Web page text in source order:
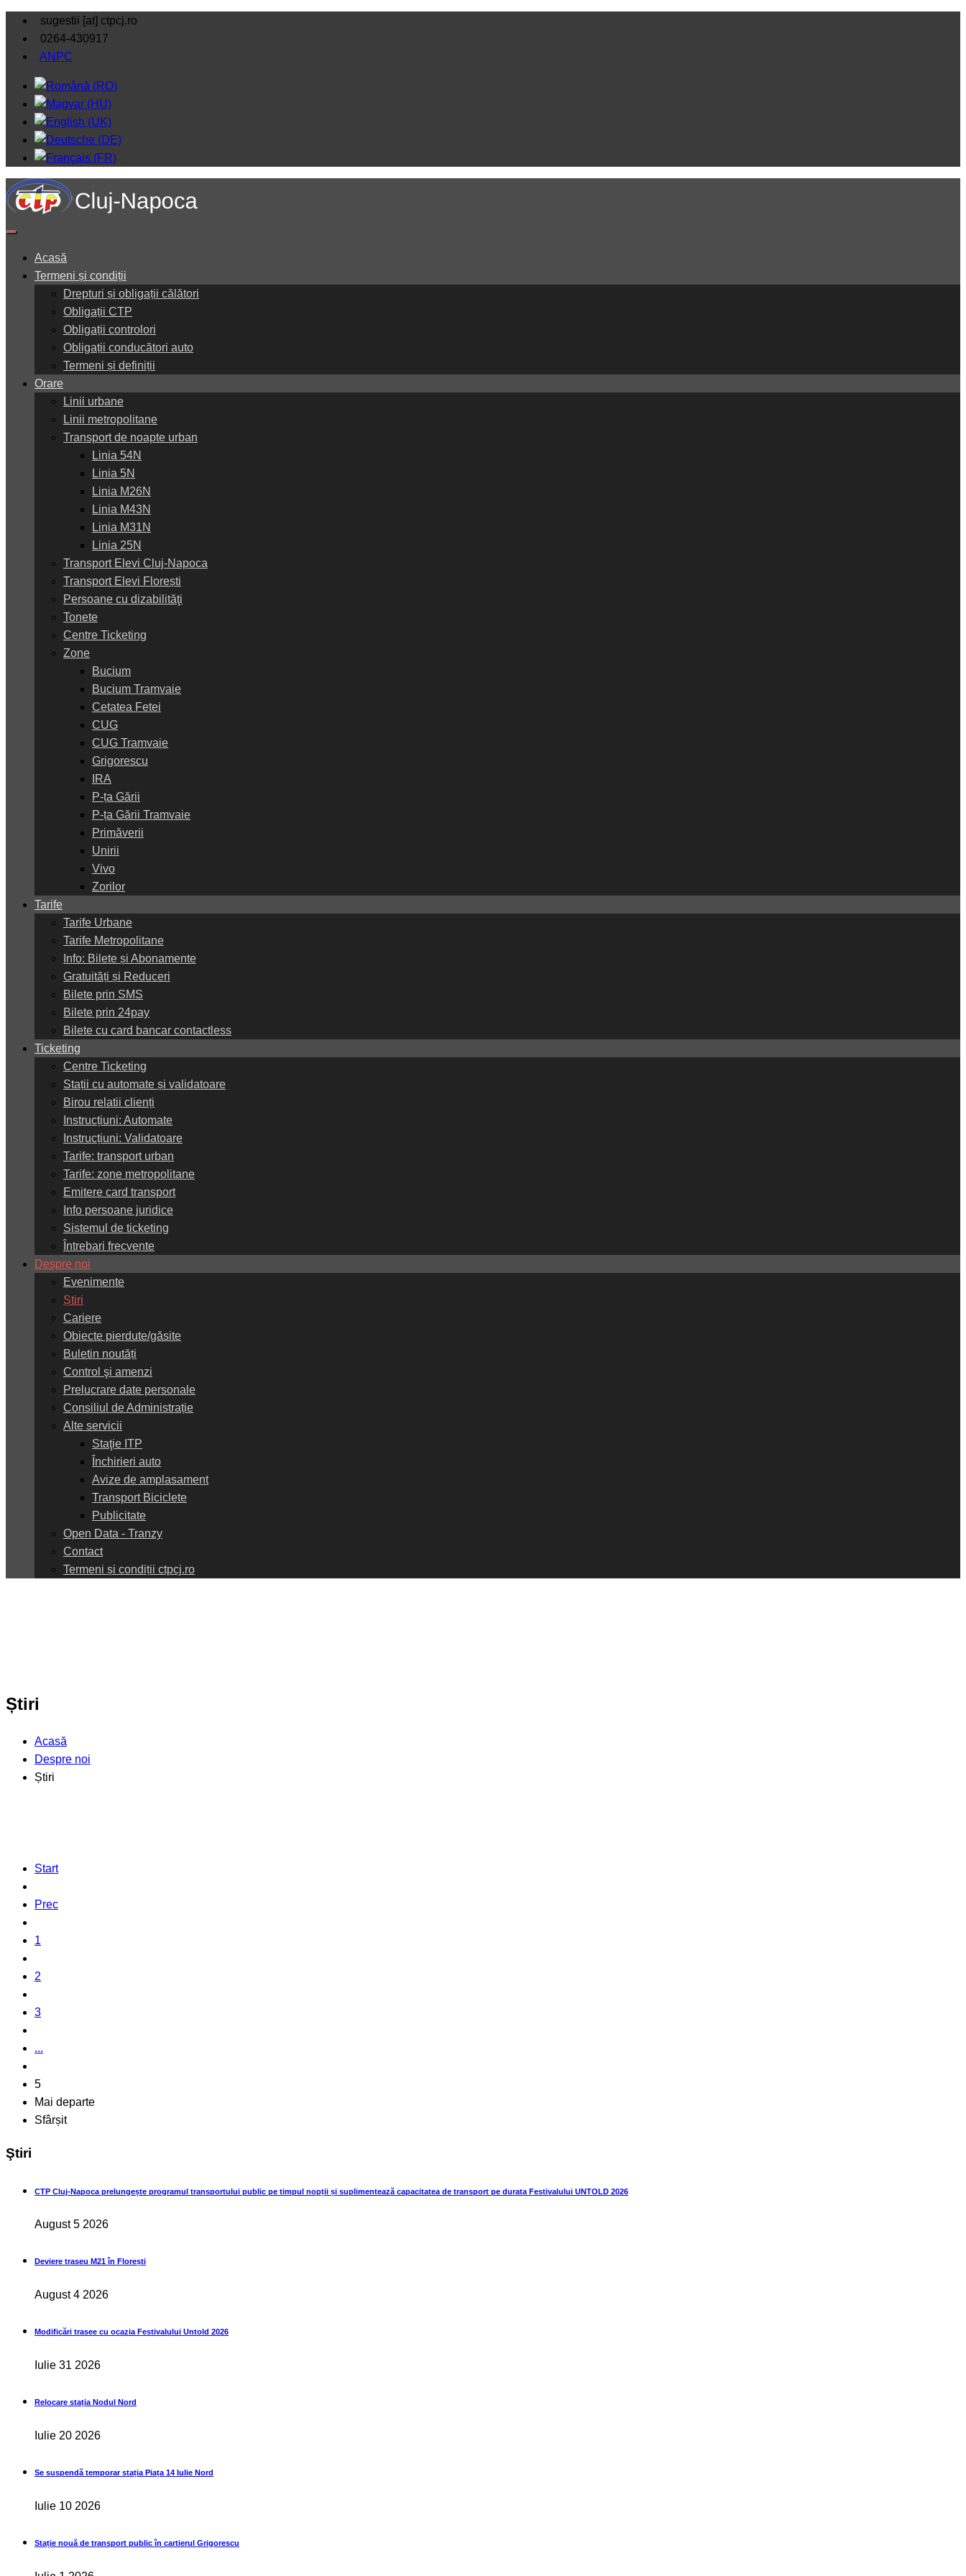
sugestii [at] ctpcj.ro
0264-430917
ANPC
Acasă
Termeni și condiții
Drepturi și obligații călători
Obligații CTP
Obligații controlori
Obligații conducători auto
Termeni și definiții
Orare
Linii urbane
Linii metropolitane
Transport de noapte urban
Linia 54N
Linia 5N
Linia M26N
Linia M43N
Linia M31N
Linia 25N
Transport Elevi Cluj-Napoca
Transport Elevi Florești
Persoane cu dizabilităţi
Tonete
Centre Ticketing
Zone
Bucium
Bucium Tramvaie
Cetatea Fetei
CUG
CUG Tramvaie
Grigorescu
IRA
P-ța Gării
P-ța Gării Tramvaie
Primăverii
Unirii
Vivo
Zorilor
Tarife
Tarife Urbane
Tarife Metropolitane
Info: Bilete și Abonamente
Gratuități și Reduceri
Bilete prin SMS
Bilete prin 24pay
Bilete cu card bancar contactless
Ticketing
Centre Ticketing
Stații cu automate și validatoare
Birou relatii clienți
Instrucțiuni: Automate
Instrucțiuni: Validatoare
Tarife: transport urban
Tarife: zone metropolitane
Emitere card transport
Info persoane juridice
Sistemul de ticketing
Întrebari frecvente
Despre noi
Evenimente
Știri
Cariere
Obiecte pierdute/găsite
Buletin noutăți
Control şi amenzi
Prelucrare date personale
Consiliul de Administrație
Alte servicii
Staţie ITP
Închirieri auto
Avize de amplasament
Transport Biciclete
Publicitate
Open Data - Tranzy
Contact
Termeni și condiții ctpcj.ro
Știri
Acasă
Despre noi
Știri
Start
Prec
1
2
3
...
5
Mai departe
Sfârșit
Ştiri
CTP Cluj-Napoca prelungește programul transportului public pe timpul nopții și suplimentează capacitatea de transport pe durata Festivalului UNTOLD 2026
August 5 2026
Deviere traseu M21 în Florești
August 4 2026
Modificări trasee cu ocazia Festivalului Untold 2026
Iulie 31 2026
Relocare stația Nodul Nord
Iulie 20 2026
Se suspendă temporar stația Piața 14 Iulie Nord
Iulie 10 2026
Stație nouă de transport public în cartierul Grigorescu